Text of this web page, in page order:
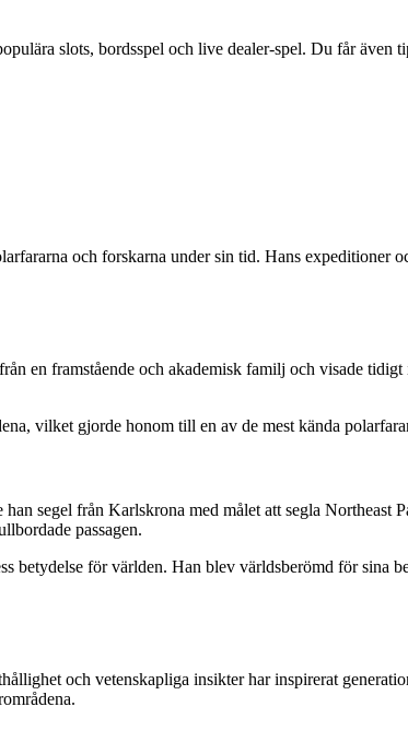
slots, bordsspel och live dealer-spel. Du får även
och forskarna under sin tid. Hans expeditioner
en framstående och akademisk familj och visade
vilket gjorde honom till en av de mest kända
segel från Karlskrona med målet att segla Northeast
passagen.
betydelse för världen. Han blev världsberömd för sina
och vetenskapliga insikter har inspirerat